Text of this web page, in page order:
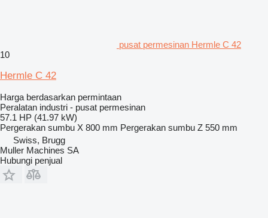
pusat permesinan Hermle C 42
10
Hermle C 42
Harga berdasarkan permintaan
Peralatan industri - pusat permesinan
57.1 HP (41.97 kW)
Pergerakan sumbu X 800 mm Pergerakan sumbu Z 550 mm
Swiss, Brugg
Muller Machines SA
Hubungi penjual